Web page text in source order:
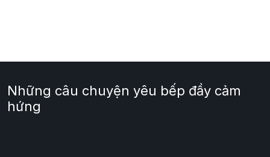
Những câu chuyện yêu bếp đầy cảm
hứng